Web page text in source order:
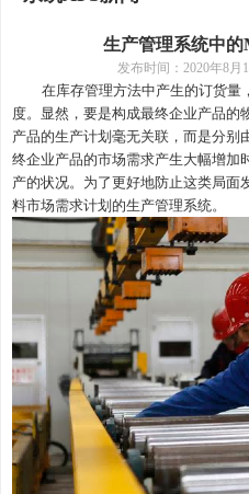
生产管理系统中的
发布时间： 2020年8
在库存管理方法中产生的订货量
度。显然，要是构成最终企业产品的
产品的生产计划毫无关联，而是分别
终企业产品的市场需求产生大幅增加
产的状况。为了更好地防止这类局面
料市场需求计划的生产管理系统。